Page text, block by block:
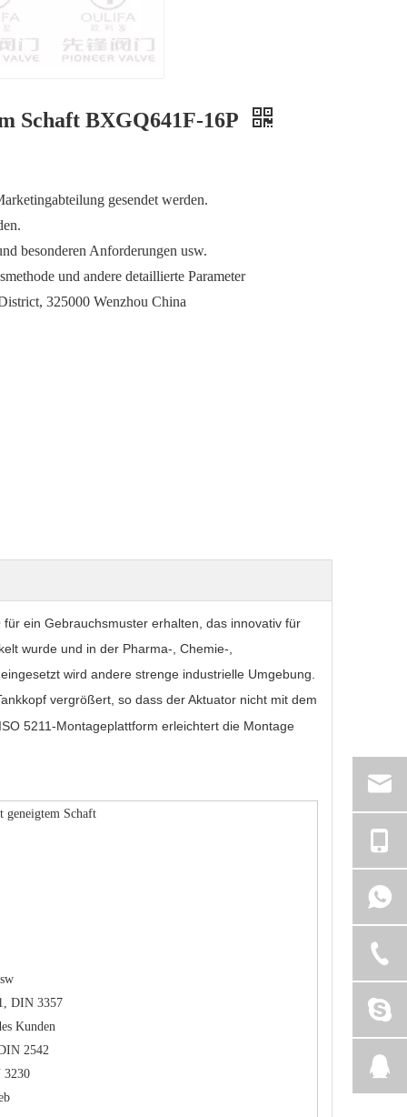
Schaft BXGQ641F-16P
gesendet werden.
besonderen Anforderungen usw.
und andere detaillierte Parameter
325000 Wenzhou China
ein Gebrauchsmuster erhalten, das innovativ für
wurde und in der Pharma-, Chemie-,
wird andere strenge industrielle Umgebung.
vergrößert, so dass der Aktuator nicht mit dem
5211-Montageplattform erleichtert die Montage
geneigtem Schaft
DIN 3357
Kunden
2542
3230